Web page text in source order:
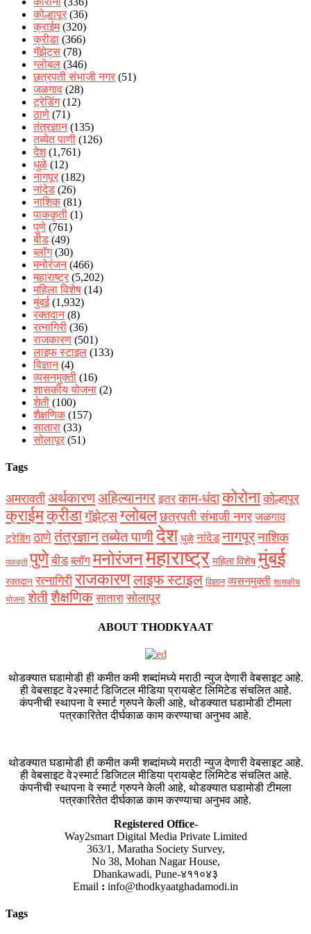
कोल्हापूर (36)
क्राईम(320)
क्रीडा (366)
गॅझेट्स (78)
ग्लोबल (346)
छत्रपती संभाजी नगर (51)
जळगाव (28)
ट्रेडिंग(12)
ठाणे (71)
तंत्रज्ञान(135)
तब्येत पाणी (126)
देश(1,761)
धुळे (12)
नागपूर (182)
नांदेड (26)
नाशिक (81)
पाककृती (1)
पुणे (761)
बीड (49)
ब्लॉग(30)
मनोरंजन(466)
महाराष्ट्र (5,202)
महिला विशेष (14)
मुंबई(1,932)
रक्‍तदान(8)
रत्नागिरी (36)
राजकारण (501)
लाइफ स्टाइल (133)
विज्ञान(4)
व्यसनमुक्ती (16)
शासकीय योजना (2)
शेती (100)
शैक्षणिक (157)
सातारा (33)
सोलापूर (51)
Tags
अमरावती अर्थकारणअहिल्यानगर इतर काम-धंदाकोरोना कोल्हापूर
क्राईमक्रीडागॅझेट्सग्लोबल छत्रपती संभाजी नगर जळगाव
ट्रेडिंग ठाणेतंत्रज्ञानतब्येत पाणीदेश धुळे नांदेड नागपूरनाशिक
पाककृती पुणे बीड ब्लॉग मनोरंजनमहाराष्ट्र महिला विशेष मुंबई
रक्‍तदान रत्नागिरी राजकारणलाइफ स्टाइल विज्ञान व्यसनमुक्ती शासकीय
योजना शेतीशैक्षणिक सातारा सोलापूर
ABOUT THODKYAAT
थोडक्यात घडामोडी ही कमीत कमी शब्दांमध्ये मराठी न्युज देणारी वेबसाइट आहे.
ही वेबसाइट वे२स्मार्ट डिजिटल मीडिया प्रायव्हेट लिमिटेड संचलित आहे.
कंपनीची स्थापना वे स्मार्ट ग्रुपने केली आहे, थोडक्यात घडामोडी टीमला
पत्रकारितेत दीर्घकाळ काम करण्याचा अनुभव आहे.
थोडक्यात घडामोडी ही कमीत कमी शब्दांमध्ये मराठी न्युज देणारी वेबसाइट आहे.
ही वेबसाइट वे२स्मार्ट डिजिटल मीडिया प्रायव्हेट लिमिटेड संचलित आहे.
कंपनीची स्थापना वे स्मार्ट ग्रुपने केली आहे, थोडक्यात घडामोडी टीमला
पत्रकारितेत दीर्घकाळ काम करण्याचा अनुभव आहे.
Registered Office-
Way2smart Digital Media Private Limited
363/1, Maratha Society Survey,
No 38, Mohan Nagar House,
Dhankawadi, Pune-४११०४३
Email : info@thodkyaatghadamodi.in
Tags